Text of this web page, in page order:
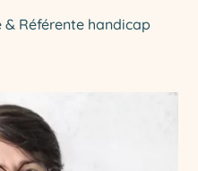
Référente handicap